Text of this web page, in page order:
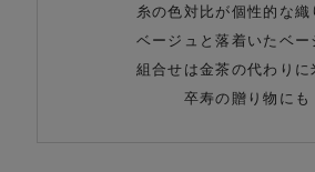
糸の色対比が個性的な織
ベージュと落着いたベー
組合せは金茶の代わりに
卒寿の贈り物にも